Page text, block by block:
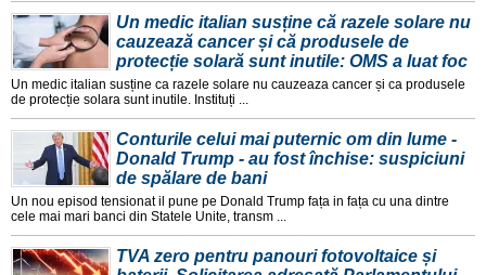
Un medic italian susține că razele solare nu
cauzează cancer și că produsele de
protecție solară sunt inutile: OMS a luat foc
Un medic italian susține ca razele solare nu cauzeaza cancer și ca produsele
de protecție solara sunt inutile. Instituți ...
Conturile celui mai puternic om din lume -
Donald Trump - au fost închise: suspiciuni
de spălare de bani
Un nou episod tensionat il pune pe Donald Trump fața in fața cu una dintre
cele mai mari banci din Statele Unite, transm ...
TVA zero pentru panouri fotovoltaice și